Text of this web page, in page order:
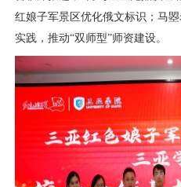
红娘子军景区优化俄文标识；马
实践，推动“双师型”师资建设。